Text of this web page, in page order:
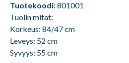
Tuotekoodi:801001
Tuolin mitat:
Korkeus: 84/47 cm
Leveys: 52 cm
Syvyys: 55 cm